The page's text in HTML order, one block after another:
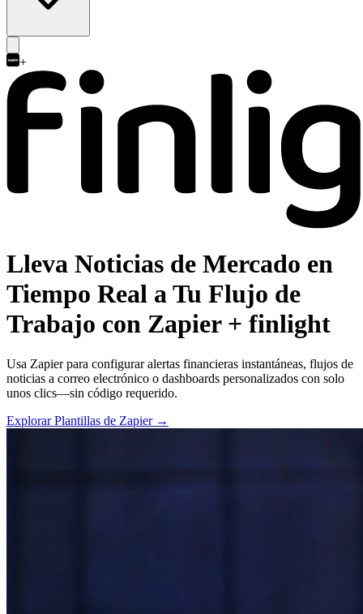
+
Lleva Noticias de Mercado en
Tiempo Real a Tu Flujo de
Trabajo con Zapier + finlight
Usa Zapier para configurar alertas financieras instantáneas, flujos de
noticias a correo electrónico o dashboards personalizados con solo
unos clics—sin código requerido.
Explorar Plantillas de Zapier →